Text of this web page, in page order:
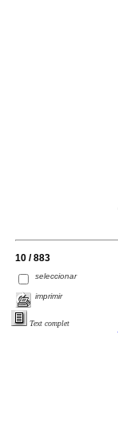
10 / 883
seleccionar
imprimir
Text complet